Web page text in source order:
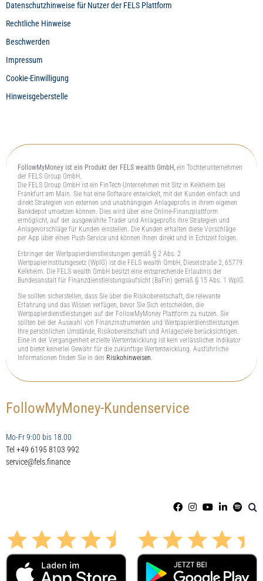
Datenschutzhinweise für Nutzer der FELS Plattform
Rechtliche Hinweise
Beschwerden
Impressum
Cookie-Einwilligung
Hinweisgeberstelle
FollowMyMoney ist ein Produkt der FELS wealth GmbH,ein Tochterunternehmen
der FELS Group GmbH.
Die FELS Group GmbH ist ein FinTech-Unternehmen mit Sitz in Kelkheim bei
Frankfurt am Main. Sie hat eine Software entwickelt, mit der Kunden einfach und
direkt Strategien von externen und unabhängigen Anlageprofis in ihrem eigenen
Bankdepot umsetzen können. Dies wird über eine Online-Finanzplattform
ermöglicht, auf der ausgewählte Trader und Anlageprofis ihre Strategien und
Anlagevorschläge für Kunden einstellen. Die Kunden erhalten diese Vorschläge
per App über einen Push-Service und können ihnen direkt und in Echtzeit folgen.
Erbringer der Wertpapierdienstleistungen gemäß § 2 Abs. 2
Wertpapierinstitutsgesetz (WpIG) ist die FELS wealth GmbH, Dieselstraße 2, 65779
Kelkheim. Die FELS wealth GmbH besitzt eine entsprechende Erlaubnis der
Bundesanstalt für Finanzdienstleistungsaufsicht (BaFin) gemäß § 15 Abs. 1 WpIG.
Sie sollten sicherstellen, dass Sie über die Risikobereitschaft, die relevante
Erfahrung und das Wissen verfügen, bevor Sie Sich entscheiden, die
Wertpapierdienstleistungen auf der FollowMyMoney Plattform zu nutzen. Sie
sollten bei der Auswahl von Finanzinstrumenten und Wertpapierdienstleistungen
Ihre persönlichen Umstände, Risikobereitschaft und Anlageziele berücksichtigen.
Eine in der Vergangenheit erzielte Wertentwicklung ist kein verlässlicher Indikator
und bietet keinerlei Gewähr für die zukünftige Wertentwicklung. Ausführliche
Informationen finden Sie in den Risikohinweisen.
FollowMyMoney-Kundenservice
Mo-Fr 9:00 bis 18.00
Tel +49 6195 8103 992
service@fels.finance